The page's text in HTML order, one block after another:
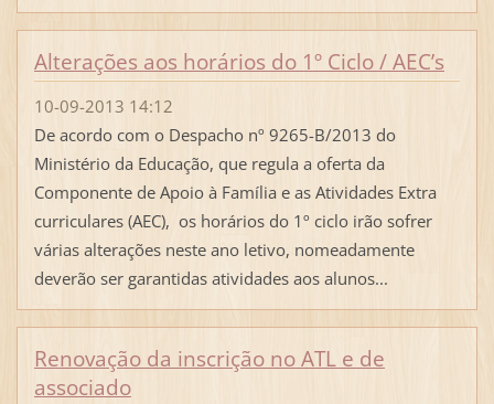
Alterações aos horários do 1º Ciclo / AEC’s
10-09-2013 14:12
De acordo com o Despacho nº 9265-B/2013 do
Ministério da Educação, que regula a oferta da
Componente de Apoio à Família e as Atividades Extra
curriculares (AEC), os horários do 1º ciclo irão sofrer
várias alterações neste ano letivo, nomeadamente
deverão ser garantidas atividades aos alunos...
Renovação da inscrição no ATL e de
associado